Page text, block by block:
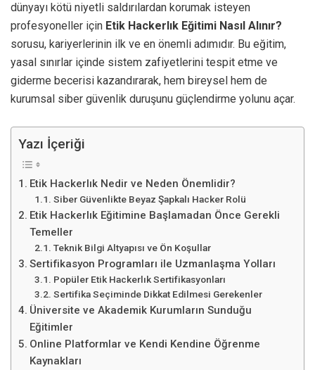
dünyayı kötü niyetli saldırılardan korumak isteyen
profesyoneller için Etik Hackerlık Eğitimi Nasıl Alınır?
sorusu, kariyerlerinin ilk ve en önemli adımıdır. Bu eğitim,
yasal sınırlar içinde sistem zafiyetlerini tespit etme ve
giderme becerisi kazandırarak, hem bireysel hem de
kurumsal siber güvenlik duruşunu güçlendirme yolunu açar.
Yazı İçeriği
Etik Hackerlık Nedir ve Neden Önemlidir?
Siber Güvenlikte Beyaz Şapkalı Hacker Rolü
Etik Hackerlık Eğitimine Başlamadan Önce Gerekli
Temeller
Teknik Bilgi Altyapısı ve Ön Koşullar
Sertifikasyon Programları ile Uzmanlaşma Yolları
Popüler Etik Hackerlık Sertifikasyonları
Sertifika Seçiminde Dikkat Edilmesi Gerekenler
Üniversite ve Akademik Kurumların Sunduğu
Eğitimler
Online Platformlar ve Kendi Kendine Öğrenme
Kaynakları